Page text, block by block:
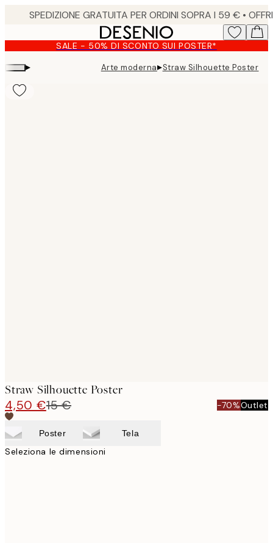
content.
SALE - 50% DI SCONTO SUI POSTER*
▸ Arte moderna▸Straw Silhouette Poster
Straw Silhouette Poster
4,50 €15 € -70%Outlet
Poster Tela
Seleziona le dimensioni